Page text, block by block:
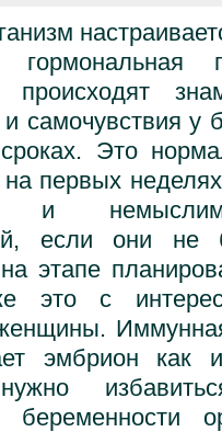
гормональная
и самочувствия
Это
на первых
и
если они
этапе
это с
эмбрион как
нужно
беременности